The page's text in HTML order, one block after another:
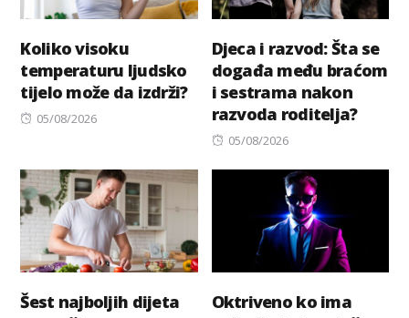
Koliko visoku
temperaturu ljudsko
tijelo može da izdrži?
Posted
05/08/2026
Djeca i razvod: Šta se
događa među braćom
i sestrama nakon
razvoda roditelja?
Posted
05/08/2026
Šest najboljih dijeta
Oktriveno ko ima